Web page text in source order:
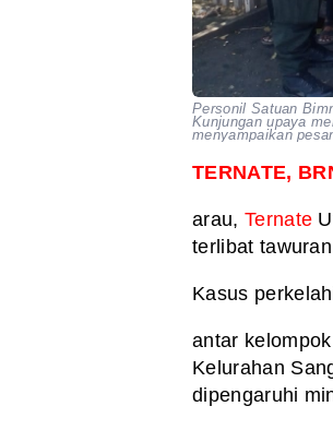
Personil Satuan
Kunjungan upaya
menyampaikan
TERNATE,
arau, Ternate
terlibat
Kasus
antar
Kelurahan
dipengaruhi